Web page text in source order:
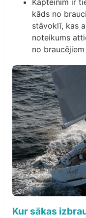
Kapteinim ir
kāds no
stāvoklī, kas
noteikums
no
Kur sākas